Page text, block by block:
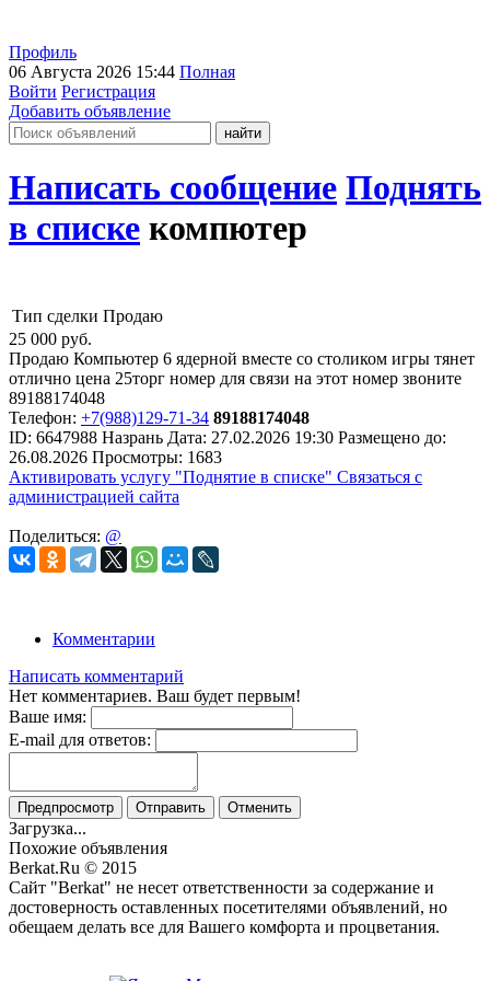
Профиль
06 Августа 2026 15:44 Полная
Войти Регистрация
Добавить объявление
Написать сообщение Поднять
в списке компютер
Тип сделки Продаю
25 000 руб.
Продаю Компьютер 6 ядерной вместе со столиком игры тянет
отлично цена 25торг номер для связи на этот номер звоните
89188174048
Телефон: +7(988)129-71-34 89188174048
ID: 6647988 Назрань Дата: 27.02.2026 19:30 Размещено до:
26.08.2026 Просмотры: 1683
Активировать услугу "Поднятие в списке" Связаться с
администрацией сайта
Поделиться: @
Комментарии
Написать комментарий
Нет комментариев. Ваш будет первым!
Ваше имя:
E-mail для ответов:
Предпросмотр Отправить Отменить
Загрузка...
Похожие объявления
Berkat.Ru © 2015
Сайт "Berkat" не несет ответственности за содержание и
достоверность оставленных посетителями объявлений, но
обещаем делать все для Вашего комфорта и процветания.